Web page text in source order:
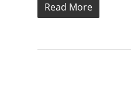
Read More